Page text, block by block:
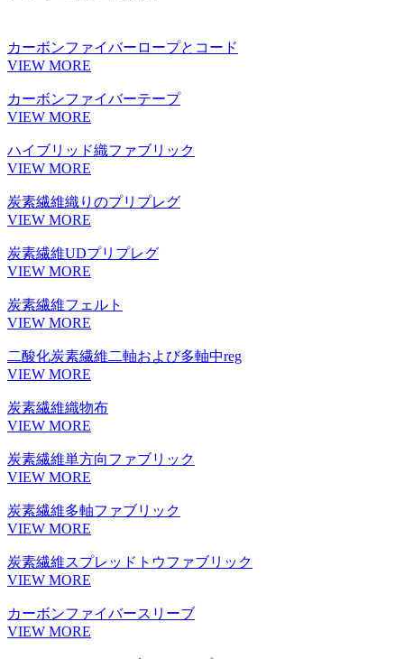
カーボンファイバーロープとコード
VIEW MORE
カーボンファイバーテープ
VIEW MORE
ハイブリッド織ファブリック
VIEW MORE
炭素繊維織りのプリプレグ
VIEW MORE
炭素繊維UDプリプレグ
VIEW MORE
炭素繊維フェルト
VIEW MORE
二酸化炭素繊維二軸および多軸中reg
VIEW MORE
炭素繊維織物布
VIEW MORE
炭素繊維単方向ファブリック
VIEW MORE
炭素繊維多軸ファブリック
VIEW MORE
炭素繊維スプレッドトウファブリック
VIEW MORE
カーボンファイバースリーブ
VIEW MORE